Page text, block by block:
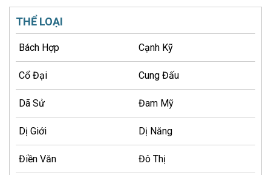
THỂ LOẠI
Bách Hợp Cạnh Kỹ
Cổ Đại Cung Đấu
Dã Sử Đam Mỹ
Dị Giới Dị Năng
Điền Văn Đô Thị